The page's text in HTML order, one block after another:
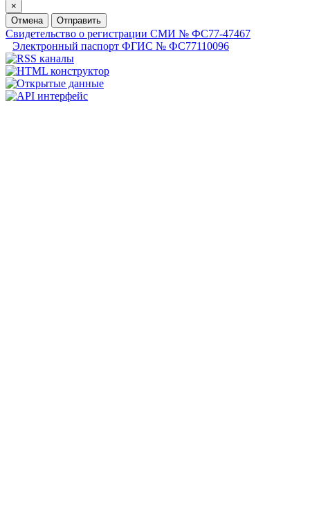
×
Отмена
Отправить
Свидетельство о регистрации СМИ № ФС77-47467
Электронный паспорт ФГИС № ФС77110096